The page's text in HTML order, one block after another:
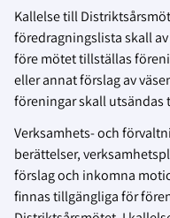
Kallelse till
föredragningslista skall
före mötet tillställas
eller annat förslag av
föreningar skall utsändas
Verksamhets- och
berättelser,
förslag och inkomna
finnas tillgängliga för